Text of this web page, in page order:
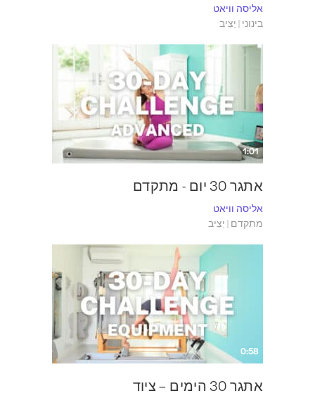
אליסה וויאט
בינוני | יַצִיב
1:01
אתגר 30 יום - מתקדם
אליסה וויאט
מתקדם | יַצִיב
0:58
אתגר 30 הימים – ציוד